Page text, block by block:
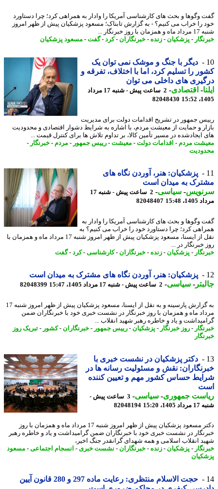
وگوها و بحث های کارشناسی آمریکا را وادار به همراهی کرد؛ چرا دستاورد
را خراب می کنیم؟ - به گزارش تابناک؛ مسعود پزشکیان پیش از ظهر امروز
روز خبرنگار ...
-پزشکیان-زنده -خبرنگاران- کرد-گفت-مسعود پزشکیان
دیگر با جنگ و موشک نمی توان یک
را تسلیم کرد، اما با اختلاف، تفرقه و
های داخلی می توان
-اقتصادی-
2 ساعت پیش - شنبه 17 مرداد
82048430
جمهور در تشریح اقدامات دولت برای مدیریت
و حمایت از معیشت مردم، با اشاره به شرایط دشوار اقتصادی و محدودیت
ایجادشده در مسیر تأمین کالا، بر تداوم تلاش ها برای کنترل قیمت ...
مردم- اقدامات دولت-معیشت-رییس جمهور-مردم- خبرنگار -
پزشکیان: هنر، آوردن نگاه های
به میدان است
-سیاسی-
2 ساعت پیش - شنبه 17
15:48
82048407
وگوها و بحث های کارشناسی آمریکا را وادار به
کرد؛ چرا دستاورد خود را خراب می کنیم؟ به
نقل از ایسنا، مسعود پزشکیان پیش از ظهر امروز شنبه 17 مرداد ماه و همزمان با
خبرنگار در ...
-پزشکیان-زنده -خبرنگاران- کارشناسی-کرد-گفت
پزشکیان: هنر، آوردن نگاه های مشترک به میدان است
-سیاسی-2 ساعت پیش - شنبه 17 مرداد 1405، 15:47 82048399
به گزارش پارسینه و به نقل از ایسنا، مسعود پزشکیان پیش از ظهر امروز شنبه 17
ماه و همزمان با روز خبرنگار در نشست خبری خود با خبرنگاران ضمن
و یاد و خاطره رهبر شهید انقلاب ...
-روز خبرنگار -پزشکیان-رییس جمهور-خبرنگاران- کشور-تبریک روز
دکتر پزشکیان در نشست خبری با
نقش و مسئولیت رسانه ها در
حساس کشور مهم و تعیین کننده
جمهوری- سیاسی-
3 ساعت پیش -
15:20
82048194
دکتر مسعود پزشکیان پیش از ظهر امروز شنبه 17 مرداد ماه و همزمان با روز
در نشست خبری خود با خبرنگاران ضمن گرامیداشت و یاد و خاطره رهبر
انقلاب اسلامی و همه شهدای گرانقدر جنگ اخیر،
-پزشکیان-زنده -خبرنگاران- نشست خبری- انسجام اجتماعی-مسعود
حجت الاسلام منتظری: رعایت ماده 297 و 280 قانون آیین